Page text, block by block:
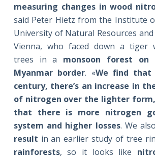
measuring changes in wood
said Peter Hietz from the Institute
University of Natural Resources and
Vienna, who faced down a tiger
trees in a monsoon forest on
Myanmar border. «We find
century, there’s an increase in
of nitrogen over the lighter
that there is more nitrogen
system and higher losses. We
result in an earlier study of tree
rainforests, so it looks like